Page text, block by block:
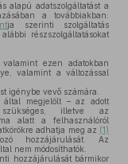
alapú adatszolgáltatást a
a továbbiakban:
ja szerinti szolgáltatás
részszolgáltatásokat
ezen adatokban
valamint a változással
igénybe vevő számára.
megjelölt – az adott
szükséges, illetve az
alatt a felhasználóról
adhatja meg az (1)
hozzájárulását. Az
nem módosíthatók.
hozzájárulását bármikor